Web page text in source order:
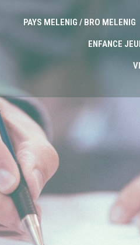
PAYS MELENIG / BRO MELENIG
ENFANCE